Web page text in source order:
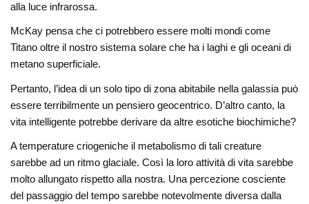
alla luce infrarossa.
McKay pensa che ci potrebbero essere molti mondi come
Titano oltre il nostro sistema solare che ha i laghi e gli oceani di
metano superficiale.
Pertanto, l’idea di un solo tipo di zona abitabile nella galassia può
essere terribilmente un pensiero geocentrico. D’altro canto, la
vita intelligente potrebbe derivare da altre esotiche biochimiche?
A temperature criogeniche il metabolismo di tali creature
sarebbe ad un ritmo glaciale. Così la loro attività di vita sarebbe
molto allungato rispetto alla nostra. Una percezione cosciente
del passaggio del tempo sarebbe notevolmente diversa dalla